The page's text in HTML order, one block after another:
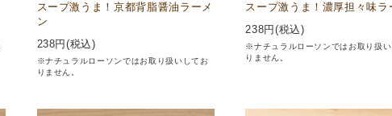
スープ激うま！京都背脂醤油ラーメ
ン
238円(税込)
※ナチュラルローソンではお取り扱いしてお
りません。
スープ激うま！濃厚担々味ラ
238円(税込)
※ナチュラルローソンではお取り扱
りません。